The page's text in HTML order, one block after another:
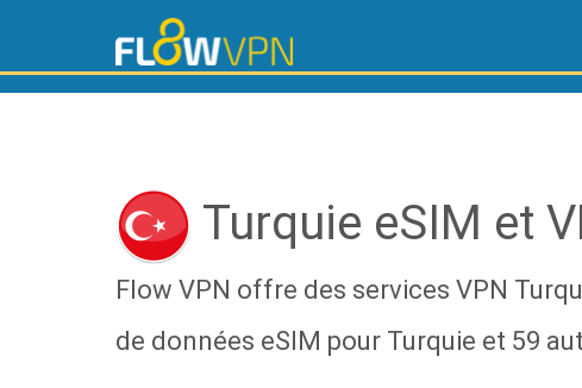
Turquie eSIM et
Flow VPN offre des services VPN
de données eSIM pour Turquie et 59